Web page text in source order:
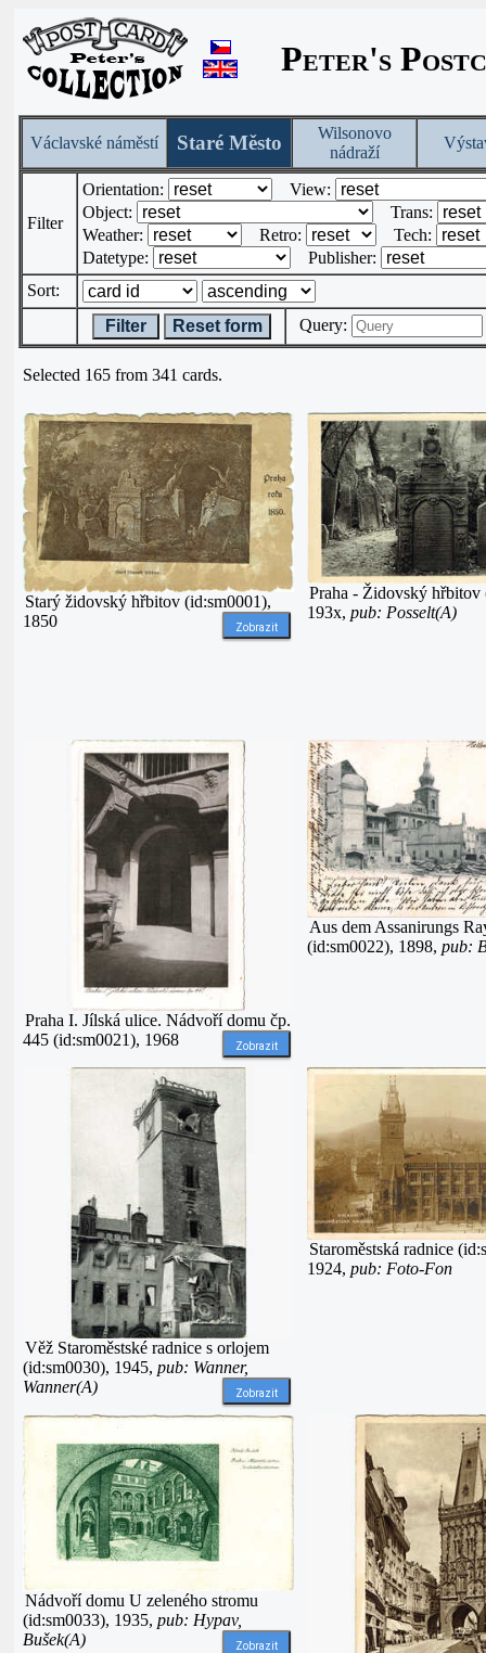
Peter's
Václavské náměstí Staré Město
Wilsonovo
nádraží
Filter
Orientation:
View:
Object:
Trans:
Weather:
Retro:
Tech:
Datetype:
Publisher:
Sort:
Filter
Reset form Query:
Selected 165 from 341 cards.
Starý židovský hřbitov (id:sm0001),
1850
Zobrazit
Praha - Židovský hřbitov
193x, pub: Posselt(A)
Praha I. Jílská ulice. Nádvoří domu čp.
445 (id:sm0021), 1968
Zobrazit
Aus dem Assanirungs
(id:sm0022), 1898, pub:
Věž Staroměstské radnice s orlojem
(id:sm0030), 1945, pub: Wanner,
Wanner(A)
Zobrazit
Staroměstská radnice
1924, pub: Foto-Fon
Nádvoří domu U zeleného stromu
(id:sm0033), 1935, pub: Hypav,
Bušek(A)
Zobrazit